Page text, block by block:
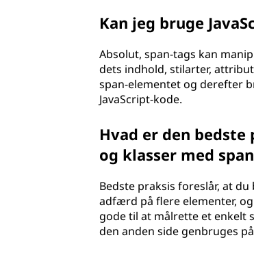
Kan jeg bruge
Absolut, span-tags kan
dets indhold, stilarter,
span-elementet og derefter
JavaScript-kode.
Hvad er den
og klasser med
Bedste praksis foreslår, at
adfærd på flere elementer,
gode til at målrette et enkelt
den anden side genbruges